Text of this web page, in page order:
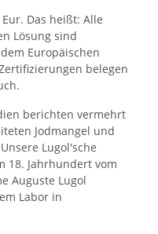
Das heißt: Alle
Lösung sind
Europäischen
belegen
berichten vermehrt
Jodmangel und
Lugol'sche
18. Jahrhundert vom
Auguste Lugol
Labor in